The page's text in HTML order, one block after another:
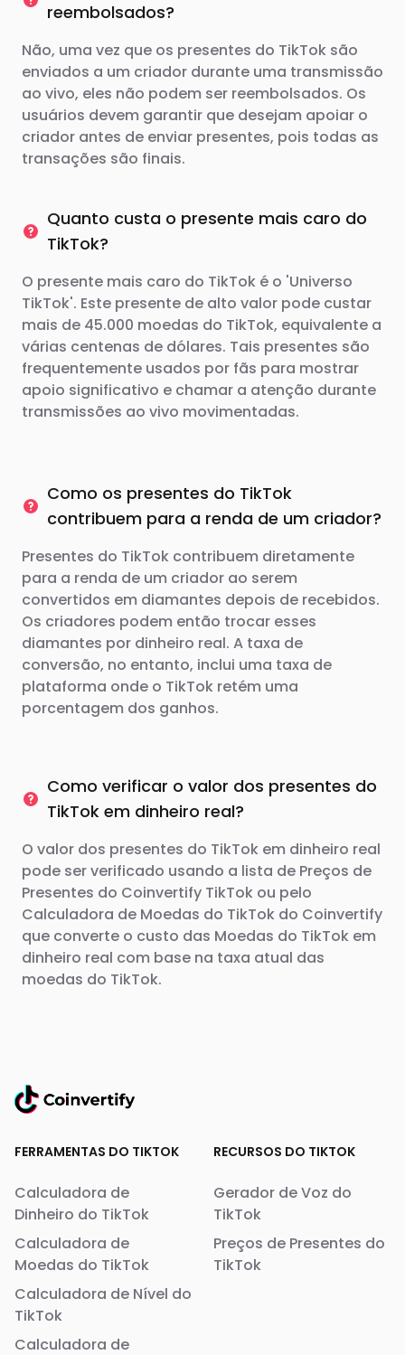
reembolsados?
Não, uma vez que os presentes do TikTok são
enviados a um criador durante uma transmissão
ao vivo, eles não podem ser reembolsados. Os
usuários devem garantir que desejam apoiar o
criador antes de enviar presentes, pois todas as
transações são finais.
Quanto custa o presente mais caro do
TikTok?
O presente mais caro do TikTok é o 'Universo
TikTok'. Este presente de alto valor pode custar
mais de 45.000 moedas do TikTok, equivalente a
várias centenas de dólares. Tais presentes são
frequentemente usados ​​por fãs para mostrar
apoio significativo e chamar a atenção durante
transmissões ao vivo movimentadas.
Como os presentes do TikTok
contribuem para a renda de um criador?
Presentes do TikTok contribuem diretamente
para a renda de um criador ao serem
convertidos em diamantes depois de recebidos.
Os criadores podem então trocar esses
diamantes por dinheiro real. A taxa de
conversão, no entanto, inclui uma taxa de
plataforma onde o TikTok retém uma
porcentagem dos ganhos.
Como verificar o valor dos presentes do
TikTok em dinheiro real?
O valor dos presentes do TikTok em dinheiro real
pode ser verificado usando a lista de Preços de
Presentes do Coinvertify TikTok ou pelo
Calculadora de Moedas do TikTok do Coinvertify
que converte o custo das Moedas do TikTok em
dinheiro real com base na taxa atual das
moedas do TikTok.
FERRAMENTAS DO TIKTOK
Calculadora de
Dinheiro do TikTok
Calculadora de
Moedas do TikTok
Calculadora de Nível do
TikTok
Calculadora de
RECURSOS DO TIKTOK
Gerador de Voz do
TikTok
Preços de Presentes do
TikTok